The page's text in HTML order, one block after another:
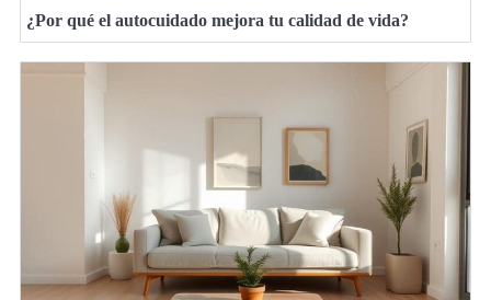
¿Por qué el autocuidado mejora tu calidad de vida?